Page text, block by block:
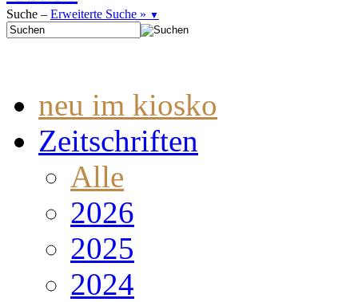
Suche – Erweiterte Suche » ▼
neu im kiosko
Zeitschriften
Alle
2026
2025
2024